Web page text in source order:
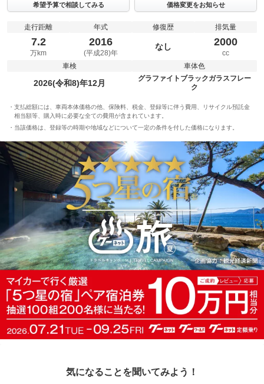
希望予算で相談してみる 価格変更をお知らせ
走行距離
7.2
万km
年式
2016
(平成28)年
修復歴
なし
排気量
2000
cc
車検
2026(令和8)年12月
車体色
グラファイトブラックガラスフレー
ク
支払総額には、車両本体価格の他、保険料、税金、登録等に伴う費用、リサイクル預託金
相当額等、購入時に必要な全ての費用が含まれています。
当該価格は、登録等の時期や地域などについて一定の条件を付した価格になります。
気になることを聞いてみよう！